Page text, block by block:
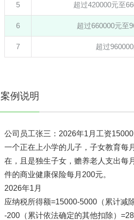
5 超过420000元至
6 超过660000元至
7 超过
案例说明
公司员工张三：2026年1月工资
一个正在上小学的儿子，子女教育每
在，且是独生子女，赡养老人支出每
件的商业健康保险每月200元。
2026年1月
应纳税所得额=15000-5000（累计减
-200（累计依法确定的其他扣除）